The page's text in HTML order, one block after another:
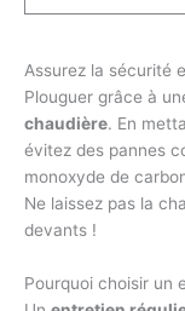
Assurez la sécurité
Plouguer grâce à
chaudière. En
évitez des pannes
monoxyde de
Ne laissez pas la
devants !
Pourquoi choisir un